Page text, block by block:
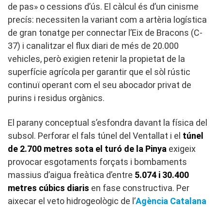
de pas» o cessions d’ús. El càlcul és d’un cinisme
precís: necessiten la variant com a artèria logística
de gran tonatge per connectar l’Eix de Bracons (C-
37) i canalitzar el flux diari de més de 20.000
vehicles, però exigien retenir la propietat de la
superfície agrícola per garantir que el sòl rústic
continuï operant com el seu abocador privat de
purins i residus orgànics.
El parany conceptual s’esfondra davant la física del
subsol. Perforar el fals túnel del Ventallat i el túnel
de 2.700 metres sota el turó de la Pinya exigeix
provocar esgotaments forçats i bombaments
massius d’aigua freàtica d’entre 5.074 i 30.400
metres cúbics diaris en fase constructiva. Per
aixecar el veto hidrogeològic de l’Agència Catalana